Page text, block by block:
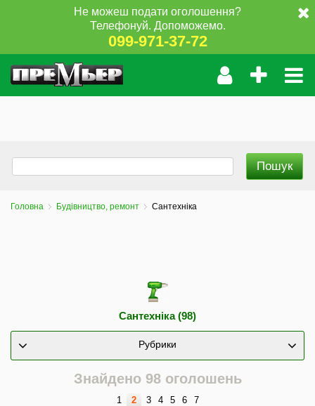
Не можеш подати оголошення?
Телефонуй. Допоможемо.
099-971-37-72
Головна Будівництво, ремонт Сантехніка
Сантехніка (98)
Рубрики
Знайдено 98 оголошень
1 2 3 4 5 6 7